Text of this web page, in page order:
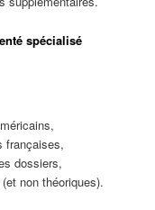
spécialisé
françaises,
dossiers,
non théoriques).